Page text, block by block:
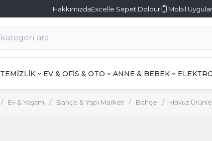
HakkımızdaExcelle Sepet Doldur Mobil
TEMİZLİK EV & OFİS & OTO ANNE & BEBEK
/ Ev & Yaşam / Bahçe & Yapı Market / Bahçe / Havuz